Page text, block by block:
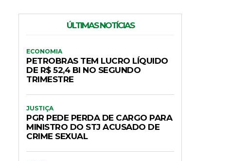
ÚLTIMAS NOTÍCIAS
ECONOMIA
PETROBRAS TEM LUCRO LÍQUIDO
DE R$ 52,4 BI NO SEGUNDO
TRIMESTRE
JUSTIÇA
PGR PEDE PERDA DE CARGO PARA
MINISTRO DO STJ ACUSADO DE
CRIME SEXUAL